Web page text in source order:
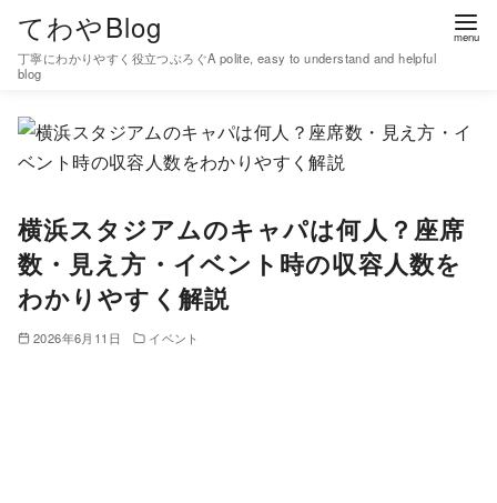
てわやBlog
丁寧にわかりやすく役立つぶろぐA polite, easy to understand and helpful
blog
横浜スタジアムのキャパは何人？座席
数・見え方・イベント時の収容人数を
わかりやすく解説
2026年6月11日 イベント